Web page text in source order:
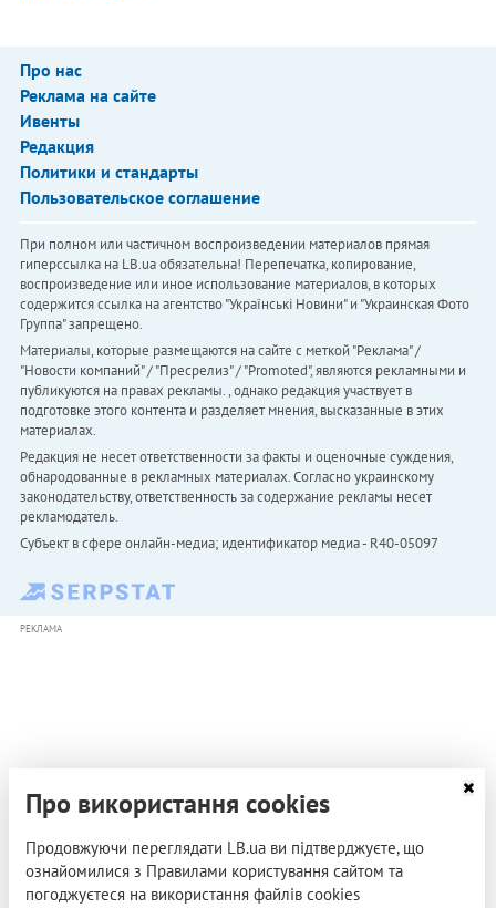
Про нас
Реклама на сайте
Ивенты
Редакция
Политики и стандарты
Пользовательское соглашение
При полном или частичном воспроизведении материалов прямая
гиперссылка на LB.ua обязательна! Перепечатка, копирование,
воспроизведение или иное использование материалов, в которых
содержится ссылка на агентство "Українськi Новини" и "Украинская Фото
Группа" запрещено.
Материалы, которые размещаются на сайте с меткой "Реклама" /
"Новости компаний" / "Пресрелиз" / "Promoted", являются рекламными и
публикуются на правах рекламы. , однако редакция участвует в
подготовке этого контента и разделяет мнения, высказанные в этих
материалах.
Редакция не несет ответственности за факты и оценочные суждения,
обнародованные в рекламных материалах. Согласно украинскому
законодательству, ответственность за содержание рекламы несет
рекламодатель.
Субъект в сфере онлайн-медиа; идентификатор медиа - R40-05097
РЕКЛАМА
Про використання cookies
Продовжуючи переглядати LB.ua ви підтверджуєте, що
ознайомилися з Правилами користування сайтом та
погоджуєтеся на використання файлів cookies